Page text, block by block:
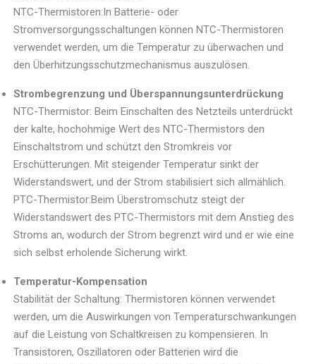
NTC-Thermistoren:In Batterie- oder
Stromversorgungsschaltungen können NTC-Thermistoren
verwendet werden, um die Temperatur zu überwachen und
den Überhitzungsschutzmechanismus auszulösen.
Strombegrenzung und Überspannungsunterdrückung
NTC-Thermistor: Beim Einschalten des Netzteils unterdrückt
der kalte, hochohmige Wert des NTC-Thermistors den
Einschaltstrom und schützt den Stromkreis vor
Erschütterungen. Mit steigender Temperatur sinkt der
Widerstandswert, und der Strom stabilisiert sich allmählich.
PTC-Thermistor:Beim Überstromschutz steigt der
Widerstandswert des PTC-Thermistors mit dem Anstieg des
Stroms an, wodurch der Strom begrenzt wird und er wie eine
sich selbst erholende Sicherung wirkt.
Temperatur-Kompensation
Stabilität der Schaltung: Thermistoren können verwendet
werden, um die Auswirkungen von Temperaturschwankungen
auf die Leistung von Schaltkreisen zu kompensieren. In
Transistoren, Oszillatoren oder Batterien wird die